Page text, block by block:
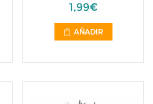
1,99€
AÑADIR